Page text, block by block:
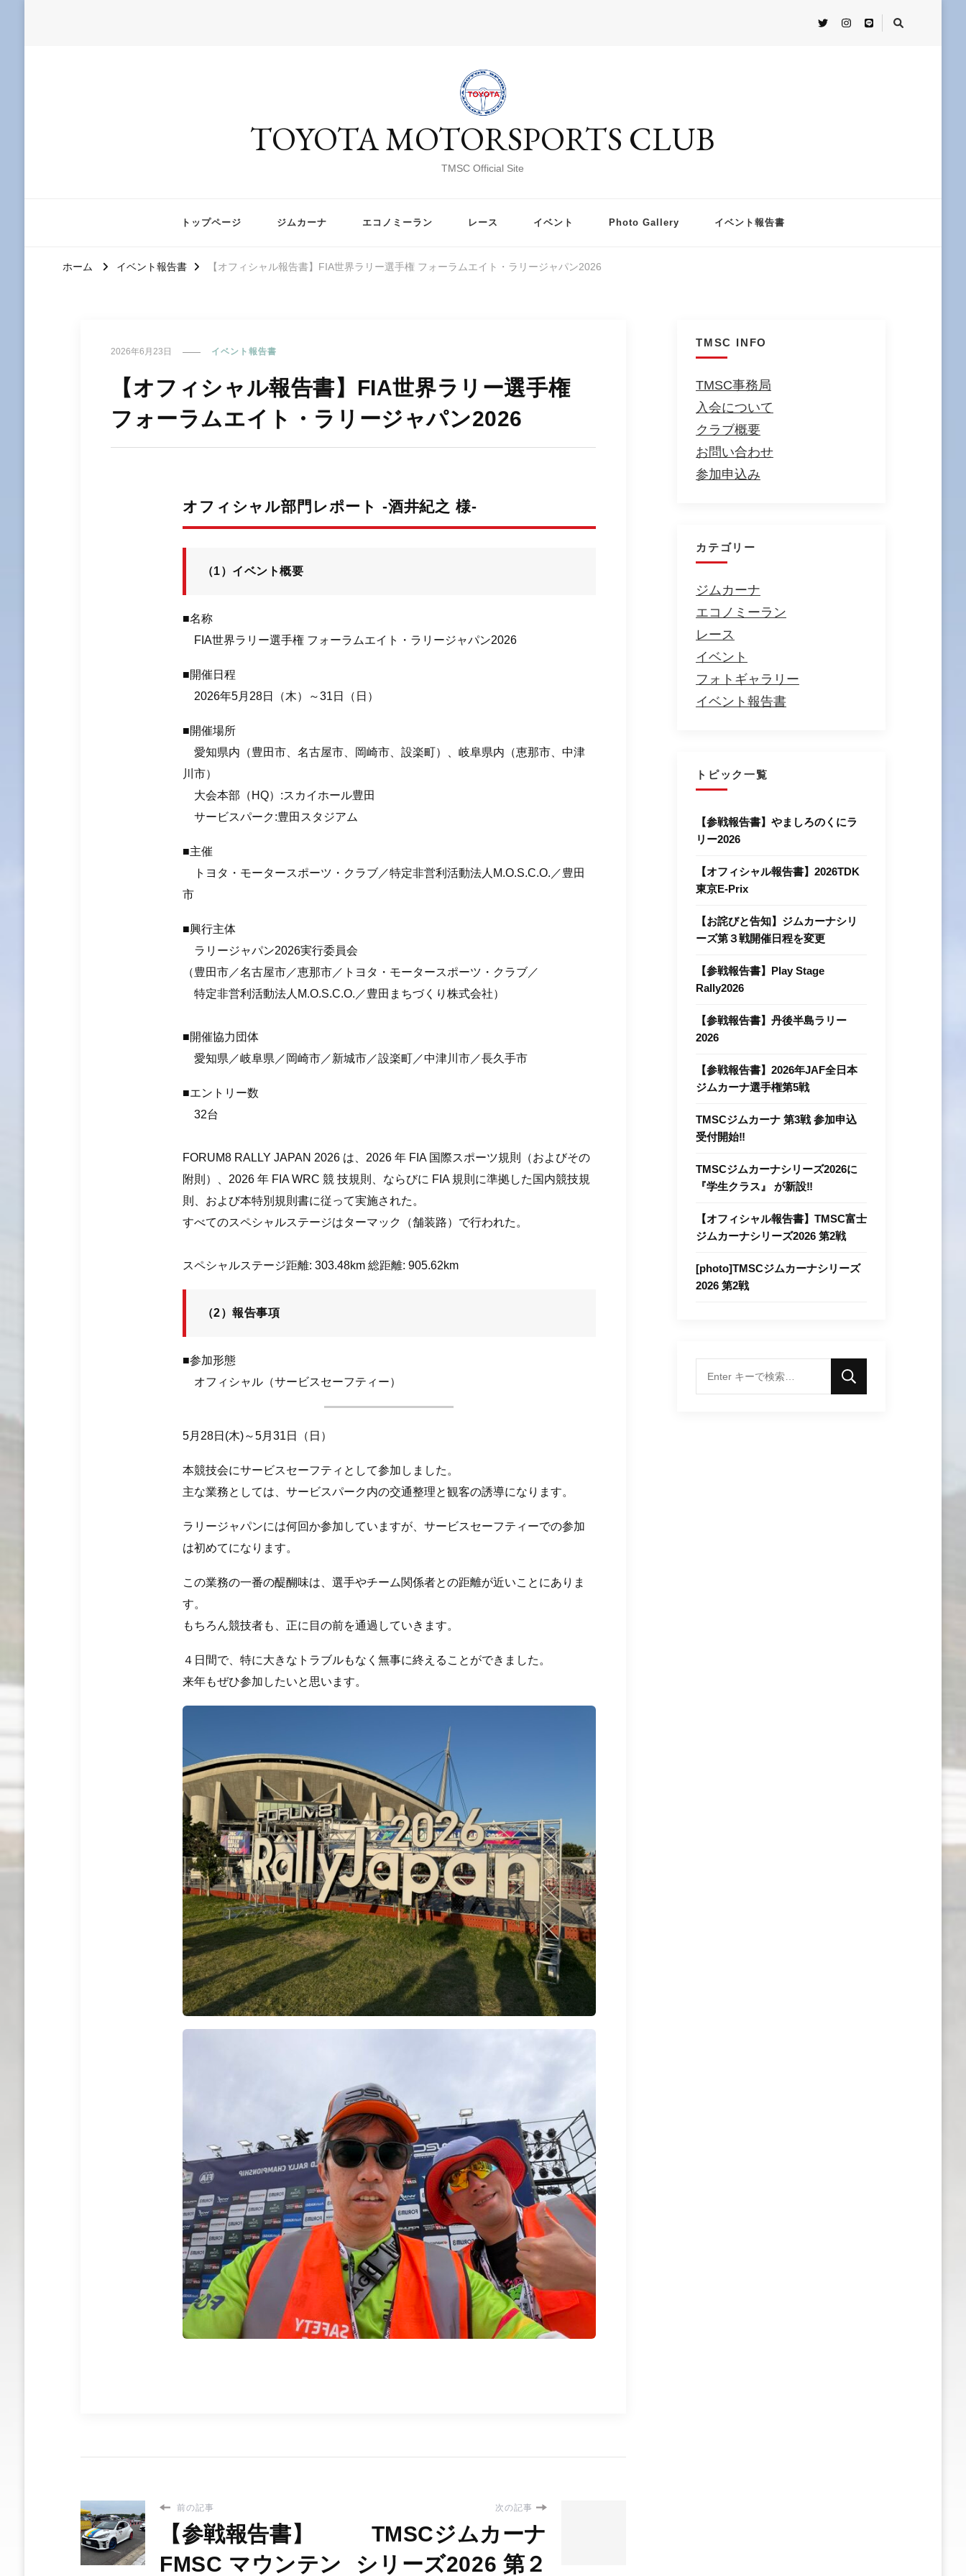
TOYOTA MOTORSPORTS CLUB
TMSC Official Site
トップページ ジムカーナ エコノミーラン レース イベント Photo Gallery イベント報告書
ホーム イベント報告書 【オフィシャル報告書】FIA世界ラリー選手権 フォーラムエイト・ラリージャパン2026
2026年6月23日 イベント報告書
【オフィシャル報告書】FIA世界ラリー選手権
フォーラムエイト・ラリージャパン2026
オフィシャル部門レポート -酒井紀之 様-
（1）イベント概要
■名称
FIA世界ラリー選手権 フォーラムエイト・ラリージャパン2026
■開催⽇程
2026年5月28日（木）～31日（日）
■開催場所
愛知県内（豊田市、名古屋市、岡崎市、設楽町）、岐阜県内（恵那市、中津
川市）
大会本部（HQ）:スカイホール豊田
サービスパーク:豊田スタジアム
■主催
トヨタ・モータースポーツ・クラブ／特定非営利活動法人M.O.S.C.O.／豊田
市
■興行主体
ラリージャパン2026実行委員会
（豊田市／名古屋市／恵那市／トヨタ・モータースポーツ・クラブ／
特定非営利活動法人M.O.S.C.O.／豊田まちづくり株式会社）
■開催協力団体
愛知県／岐阜県／岡崎市／新城市／設楽町／中津川市／長久手市
■エントリー数
32台
FORUM8 RALLY JAPAN 2026 は、2026 年 FIA 国際スポーツ規則（およびその
附則）、2026 年 FIA WRC 競 技規則、ならびに FIA 規則に準拠した国内競技規
則、および本特別規則書に従って実施された。
すべてのスペシャルステージはターマック（舗装路）で⾏われた。
スペシャルステージ距離: 303.48km 総距離: 905.62km
（2）報告事項
■参加形態
オフィシャル（サービスセーフティー）
5月28日(木)～5月31日（日）
本競技会にサービスセーフティとして参加しました。
主な業務としては、サービスパーク内の交通整理と観客の誘導になります。
ラリージャパンには何回か参加していますが、サービスセーフティーでの参加
は初めてになります。
この業務の一番の醍醐味は、選手やチーム関係者との距離が近いことにありま
す。
もちろん競技者も、正に目の前を通過していきます。
４日間で、特に大きなトラブルもなく無事に終えることができました。
来年もぜひ参加したいと思います。
前の記事
【参戦報告書】
FMSC マウンテン
次の記事
TMSCジムカーナ
シリーズ2026 第２
TMSC INFO
TMSC事務局
入会について
クラブ概要
お問い合わせ
参加申込み
カテゴリー
ジムカーナ
エコノミーラン
レース
イベント
フォトギャラリー
イベント報告書
トピック一覧
【参戦報告書】やましろのくにラ
リー2026
【オフィシャル報告書】2026TDK
東京E-Prix
【お詫びと告知】ジムカーナシリ
ーズ第３戦開催日程を変更
【参戦報告書】Play Stage
Rally2026
【参戦報告書】丹後半島ラリー
2026
【参戦報告書】2026年JAF全⽇本
ジムカーナ選⼿権第5戦
TMSCジムカーナ 第3戦 参加申込
受付開始‼
TMSCジムカーナシリーズ2026に
『学生クラス』 が新設‼
【オフィシャル報告書】TMSC富士
ジムカーナシリーズ2026 第2戦
[photo]TMSCジムカーナシリーズ
2026 第2戦
に